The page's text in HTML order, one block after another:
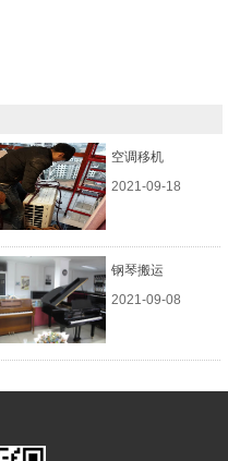
空调移机
2021-09-18
钢琴搬运
2021-09-08